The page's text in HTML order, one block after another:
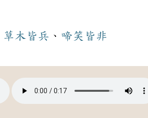
草木皆兵 、 啼笑皆非